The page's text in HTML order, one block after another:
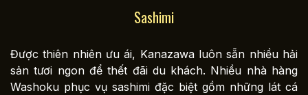
Sashimi
Được thiên nhiên ưu ái, Kanazawa luôn sẵn nhiều hải
sản tươi ngon để thết đãi du khách. Nhiều nhà hàng
Washoku phục vụ sashimi đặc biệt gồm những lát cá